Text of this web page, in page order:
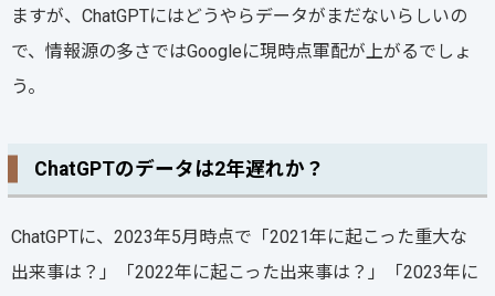
ますが、ChatGPTにはどうやらデータがまだないらしいの
で、情報源の多さではGoogleに現時点軍配が上がるでしょ
う。
ChatGPTのデータは2年遅れか？
ChatGPTに、2023年5月時点で「2021年に起こった重大な
出来事は？」「2022年に起こった出来事は？」「2023年に